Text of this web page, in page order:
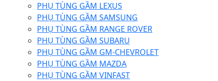
PHỤ TÙNG GẦM LEXUS
PHỤ TÙNG GẦM SAMSUNG
PHỤ TÙNG GẦM RANGE ROVER
PHỤ TÙNG GẦM SUBARU
PHỤ TÙNG GẦM GM-CHEVROLET
PHỤ TÙNG GẦM MAZDA
PHỤ TÙNG GẦM VINFAST